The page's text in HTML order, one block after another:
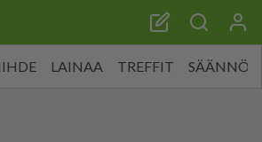
LAINAA TREFFIT SÄÄNNÖT